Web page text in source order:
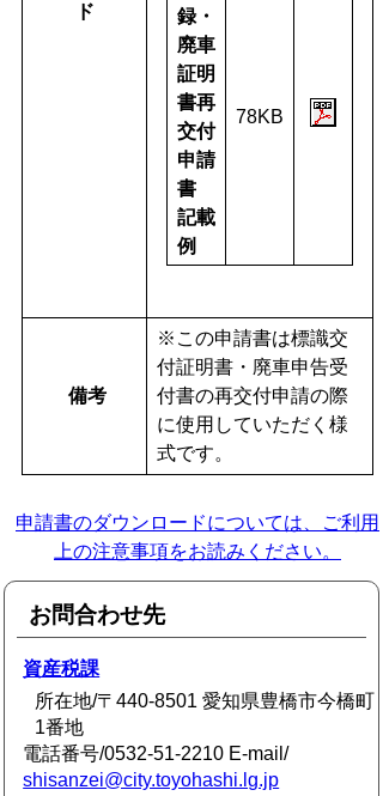
ド
録・
廃車
証明
書再
交付
申請
書
記載
例
78KB
備考
※この申請書は標識交
付証明書・廃車申告受
付書の再交付申請の際
に使用していただく様
式です。
申請書のダウンロードについては、ご利用
上の注意事項をお読みください。
お問合わせ先
資産税課
所在地/〒440-8501 愛知県豊橋市今橋町
1番地
電話番号/0532-51-2210 E-mail/
shisanzei@city.toyohashi.lg.jp